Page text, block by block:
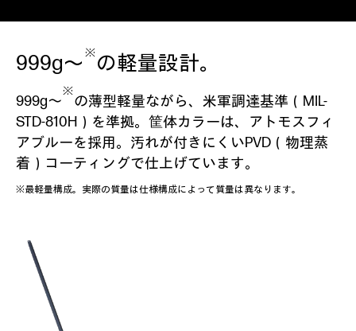
999g～ ※の軽量設計。
999g～
※
の薄型軽量ながら、米軍調達基準（MIL-
STD-810H）を準拠。筐体カラーは、アトモスフィ
アブルーを採用。汚れが付きにくいPVD（物理蒸
着）コーティングで仕上げています。
※最軽量構成。実際の質量は仕様構成によって質量は異なります。